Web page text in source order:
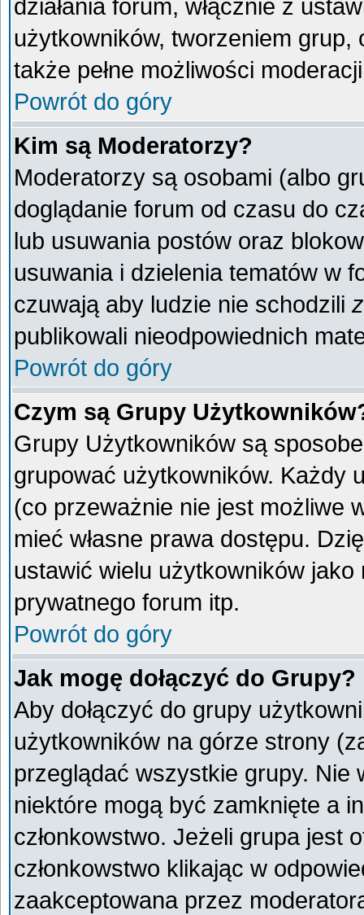
działania forum, włącznie z
użytkowników, tworzeniem
także pełne możliwości
Powrót do góry
Kim są Moderatorzy?
Moderatorzy są osobami (albo
doglądanie forum od czasu do
lub usuwania postów oraz
usuwania i dzielenia tematów w
czuwają aby ludzie nie schodzili
publikowali nieodpowiednich
Powrót do góry
Czym są Grupy
Grupy Użytkowników są
grupować użytkowników. Każdy
(co przeważnie nie jest możliwe
mieć własne prawa dostępu.
ustawić wielu użytkowników
prywatnego forum itp.
Powrót do góry
Jak mogę dołączyć do Grupy?
Aby dołączyć do grupy
użytkowników na górze strony
przeglądać wszystkie grupy.
niektóre mogą być zamknięte a
członkowstwo. Jeżeli grupa jest
członkowstwo klikając w
zaakceptowana przez